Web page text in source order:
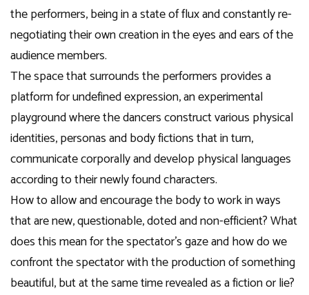
the performers, being in a state of flux and constantly re-
negotiating their own creation in the eyes and ears of the
audience members.
The space that surrounds the performers provides a
platform for undefined expression, an experimental
playground where the dancers construct various physical
identities, personas and body fictions that in turn,
communicate corporally and develop physical languages
according to their newly found characters.
How to allow and encourage the body to work in ways
that are new, questionable, doted and non-efficient? What
does this mean for the spectator’s gaze and how do we
confront the spectator with the production of something
beautiful, but at the same time revealed as a fiction or lie?